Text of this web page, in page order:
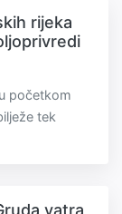
rijeka
početkom
tek
vatra